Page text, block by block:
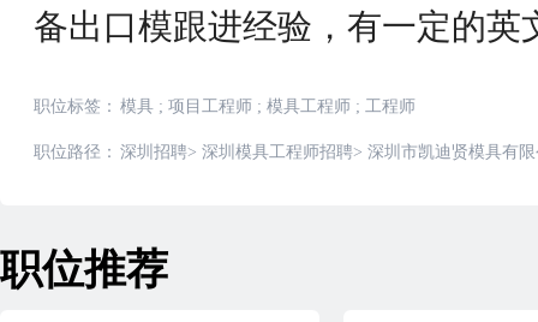
备出口模跟进经验，有一定的英
职位标签： 模具 ; 项目工程师 ; 模具工程师 ; 工程师
职位路径： 深圳招聘> 深圳模具工程师招聘> 深圳市凯迪贤模具有
职位推荐